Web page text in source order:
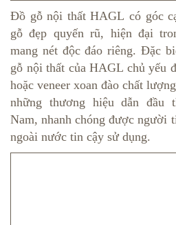
Đồ gỗ nội thất HAGL có góc
gỗ đẹp quyến rũ, hiện đại
mang nét độc đáo riêng. Đặc
gỗ nội thất của HAGL chủ yếu
hoặc veneer xoan đào chất
những thương hiệu dẫn
Nam, nhanh chóng được người
ngoài nước tin cậy sử dụng.